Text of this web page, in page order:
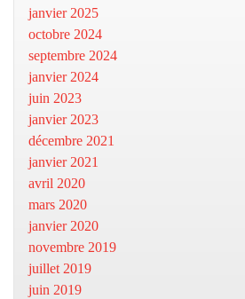
janvier 2025
octobre 2024
septembre 2024
janvier 2024
juin 2023
janvier 2023
décembre 2021
janvier 2021
avril 2020
mars 2020
janvier 2020
novembre 2019
juillet 2019
juin 2019